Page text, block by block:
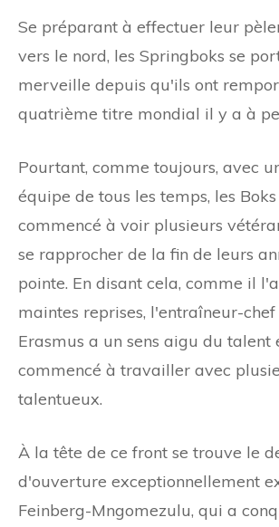
Se préparant à effectuer leur
vers le nord, les Springboks se
merveille depuis qu'ils ont
quatrième titre mondial il y a à
Pourtant, comme toujours, avec
équipe de tous les temps, les
commencé à voir plusieurs
se rapprocher de la fin de leurs
pointe. En disant cela, comme il
maintes reprises, l'entraîneur-chef
Erasmus a un sens aigu du talent
commencé à travailler avec
talentueux.
À la tête de ce front se trouve le
d'ouverture exceptionnellement
Feinberg-Mngomezulu, qui a